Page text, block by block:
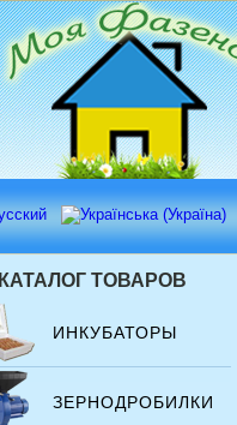
КАТАЛОГ ТОВАРОВ
ИНКУБАТОРЫ
ЗЕРНОДРОБИЛКИ